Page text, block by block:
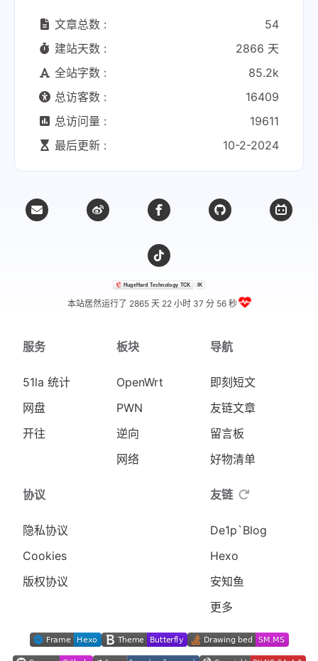
文章总数 :
54
建站天数 :
2866 天
全站字数 :
85.2k
总访客数 :
16409
总访问量 :
19611
最后更新 :
10-2-2024
本站居然运行了 2865 天 22 小时 37 分 57 秒
服务
51la 统计
网盘
开往
板块
OpenWrt
PWN
逆向
网络
导航
即刻短文
友链文章
留言板
好物清单
协议
隐私协议
Cookies
版权协议
友链
De1p`Blog
Hexo
安知鱼
更多